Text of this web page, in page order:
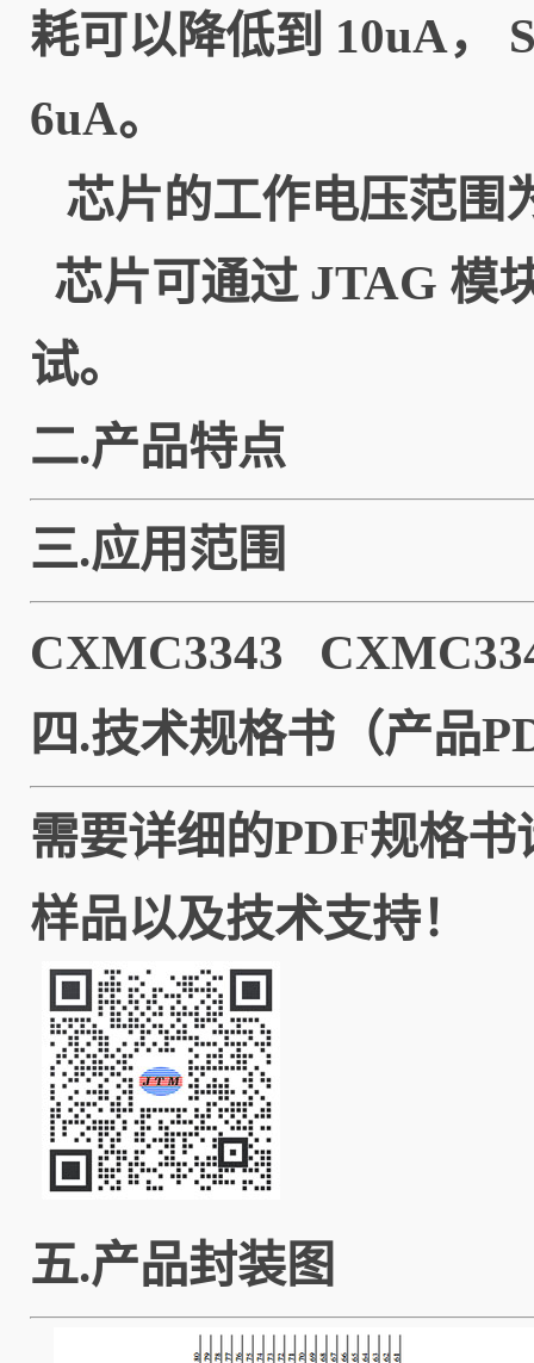
耗可以降低到 10uA，
6uA。
芯片的工作电压范围
芯片可通过 JTAG 模
试。
二.产品特点
三.应用范围
CXMC3343
四.技术规格书（产品
需要详细的PDF规格
样品以及技术支持！
五.产品封装图